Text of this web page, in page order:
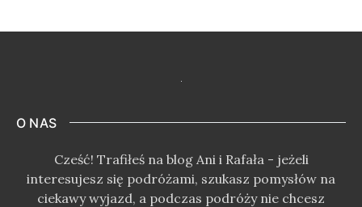
O NAS
Cześć! Trafiłeś na blog Ani i Rafała - jeżeli
interesujesz się podróżami, szukasz pomysłów na
ciekawy wyjazd, a podczas podróży nie chcesz